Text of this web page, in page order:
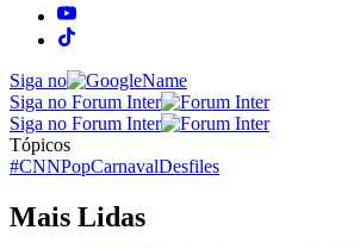
Siga no
Siga no Forum Inter
Siga no Forum Inter
Tópicos
#CNNPopCarnavalDesfiles
Mais Lidas